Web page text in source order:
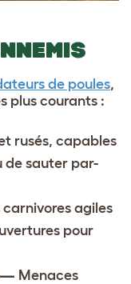
de poules,
plus courants :
rusés, capables
de sauter par-
carnivores agiles
pour
— Menaces